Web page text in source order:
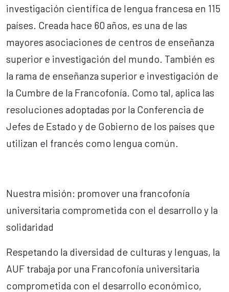
investigación científica de lengua francesa en 115
países. Creada hace 60 años, es una de las
mayores asociaciones de centros de enseñanza
superior e investigación del mundo. También es
la rama de enseñanza superior e investigación de
la Cumbre de la Francofonía. Como tal, aplica las
resoluciones adoptadas por la Conferencia de
Jefes de Estado y de Gobierno de los países que
utilizan el francés como lengua común.
Nuestra misión: promover una francofonía
universitaria comprometida con el desarrollo y la
solidaridad
Respetando la diversidad de culturas y lenguas, la
AUF trabaja por una Francofonía universitaria
comprometida con el desarrollo económico,